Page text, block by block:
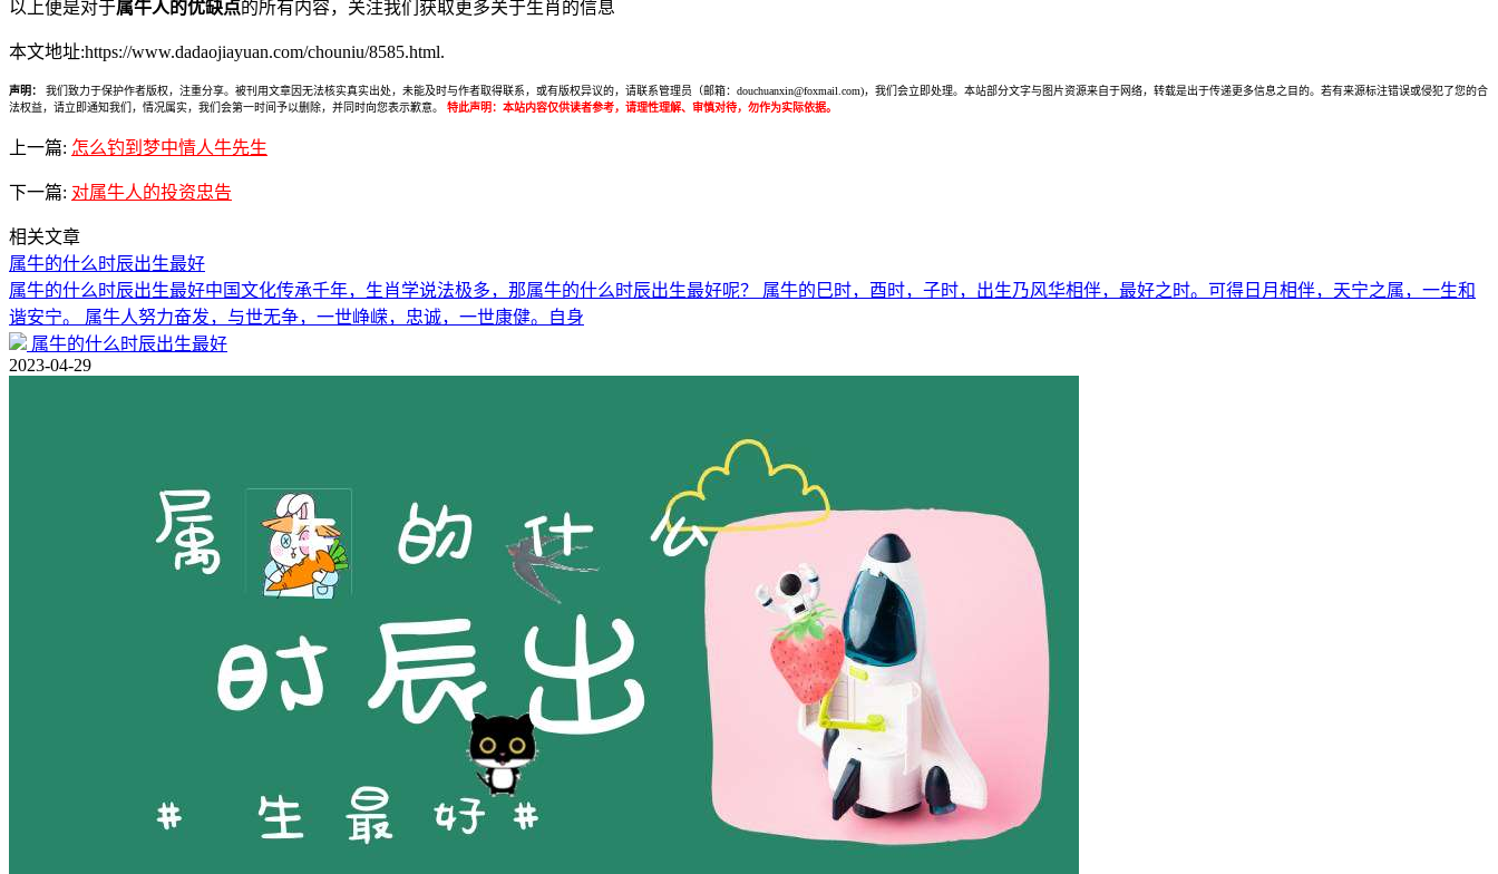
以上便是对于属牛人的优缺点的所有内容，关注我们获取更多关于生肖的信息
本文地址:https://www.dadaojiayuan.com/chouniu/8585.html.
声明：
我们致力于保护作者版权，注重分享。被刊用文章因无法核实真实出处，未能及时与作者取得联系，或有版权异议的，请联系管理员（邮箱：douchuanxin@foxmail.com)，我们会立即处理。本站部分文字与图片资源来自于网络，转载是出于传递更多信息之目的。若有来源标注错误或侵犯了您的合
法权益，请立即通知我们，情况属实，我们会第一时间予以删除，并同时向您表示歉意。
特此声明：本站内容仅供读者参考，请理性理解、审慎对待，勿作为实际依据。
上一篇: 怎么钓到梦中情人牛先生
下一篇: 对属牛人的投资忠告
相关文章
属牛的什么时辰出生最好
属牛的什么时辰出生最好中国文化传承千年，生肖学说法极多，那属牛的什么时辰出生最好呢？ 属牛的巳时，酉时，子时，出生乃风华相伴，最好之时。可得日月相伴，天宁之属，一生和
谐安宁。 属牛人努力奋发，与世无争，一世峥嵘，忠诚，一世康健。自身
属牛的什么时辰出生最好
2023-04-29